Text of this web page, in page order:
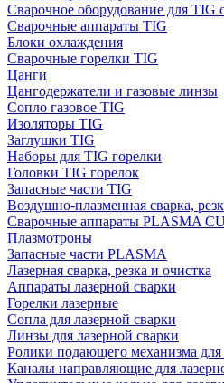
Сварочное оборудование для TIG
Сварочные аппараты TIG
Блоки охлаждения
Сварочные горелки TIG
Цанги
Цангодержатели и газовые линзы
Сопло газовое TIG
Изоляторы TIG
Заглушки TIG
Наборы для TIG горелки
Головки TIG горелок
Запасные части TIG
Воздушно-плазменная сварка,
Сварочные аппараты PLASMA
Плазмотроны
Запасные части PLASMA
Лазерная сварка, резка и очистка
Аппараты лазерной сварки
Горелки лазерные
Сопла для лазерной сварки
Линзы для лазерной сварки
Ролики подающего механизма для
Каналы направляющие для